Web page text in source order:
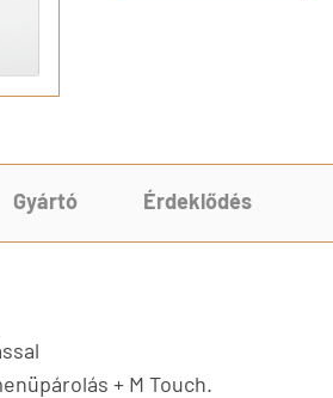
Gyártó Érdeklődés
+ M Touch.